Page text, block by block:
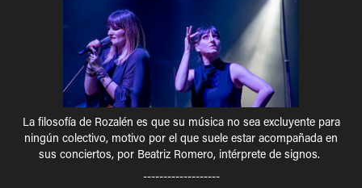
La filosofía de Rozalén es que su música no sea excluyente para
ningún colectivo, motivo por el que suele estar acompañada en
sus conciertos, por Beatriz Romero, intérprete de signos.
-------------------